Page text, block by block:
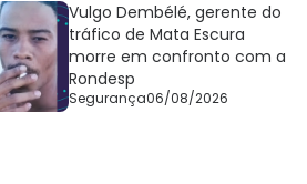
Vulgo Dembélé, gerente do
tráfico de Mata Escura
morre em confronto com a
Rondesp
Segurança06/08/2026